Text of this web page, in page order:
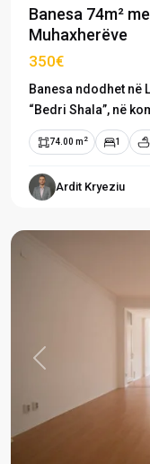
Banesa 74m²
Muhaxherëve
350€
Banesa ndodhet në
“Bedri Shala”, në
74.00 m 2 1
Ardit Kryeziu
Lagjja
Muhaxherëve,
Previous